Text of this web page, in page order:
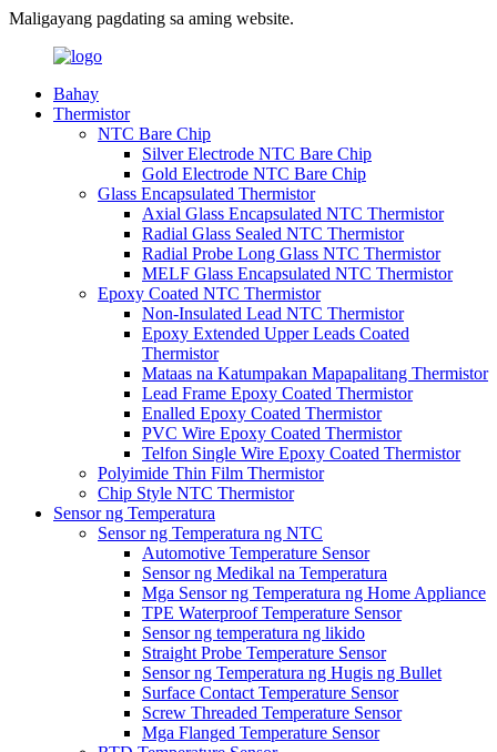
Maligayang pagdating sa aming website.
Bahay
Thermistor
NTC Bare Chip
Silver Electrode NTC Bare Chip
Gold Electrode NTC Bare Chip
Glass Encapsulated Thermistor
Axial Glass Encapsulated NTC Thermistor
Radial Glass Sealed NTC Thermistor
Radial Probe Long Glass NTC Thermistor
MELF Glass Encapsulated NTC Thermistor
Epoxy Coated NTC Thermistor
Non-Insulated Lead NTC Thermistor
Epoxy Extended Upper Leads Coated
Thermistor
Mataas na Katumpakan Mapapalitang Thermistor
Lead Frame Epoxy Coated Thermistor
Enalled Epoxy Coated Thermistor
PVC Wire Epoxy Coated Thermistor
Telfon Single Wire Epoxy Coated Thermistor
Polyimide Thin Film Thermistor
Chip Style NTC Thermistor
Sensor ng Temperatura
Sensor ng Temperatura ng NTC
Automotive Temperature Sensor
Sensor ng Medikal na Temperatura
Mga Sensor ng Temperatura ng Home Appliance
TPE Waterproof Temperature Sensor
Sensor ng temperatura ng likido
Straight Probe Temperature Sensor
Sensor ng Temperatura ng Hugis ng Bullet
Surface Contact Temperature Sensor
Screw Threaded Temperature Sensor
Mga Flanged Temperature Sensor